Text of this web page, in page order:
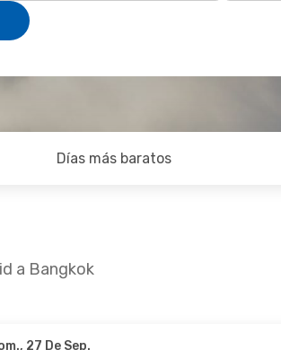
Días más baratos
a Bangkok
27 De Sep.